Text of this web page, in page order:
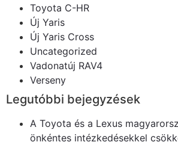
Toyota C-HR
Új Yaris
Új Yaris Cross
Uncategorized
Vadonatúj RAV4
Verseny
Legutóbbi bejegyzések
A Toyota és a Lexus
önkéntes intézkedésekkel